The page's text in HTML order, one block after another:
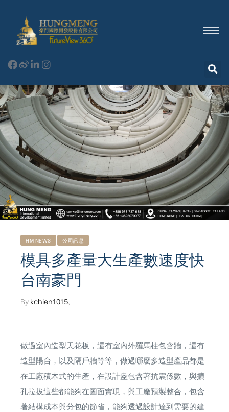
HM NEWS 公司訊息
模具多產量大生產數速度快
台南豪門
Bykchien1015
做過室內造型天花板，還有室內外羅馬柱包含牆，還有
造型陽台，以及隔戶牆等等，做過哪麼多造型產品都是
在工廠積木式的生產，在設計盎包含著抗震係數，與擴
孔拉拔這些都能夠在圖面實現，與工廠預製整合，包含
著結構成本與分包的節省，能夠透過設計達到需要的建